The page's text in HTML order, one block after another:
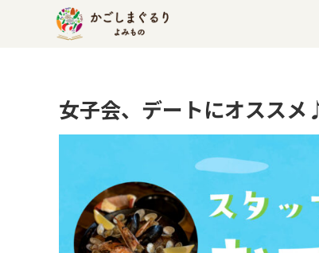
女子会、デートにオススメ